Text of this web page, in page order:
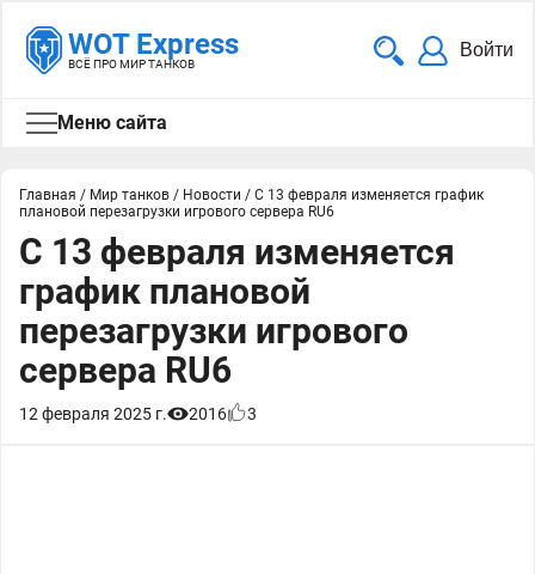
WOT Express
ВСЁ ПРО МИР ТАНКОВ
Войти
Меню сайта
Главная / Мир танков / Новости / С 13 февраля изменяется график
плановой перезагрузки игрового сервера RU6
С 13 февраля изменяется
график плановой
перезагрузки игрового
сервера RU6
12 февраля 2025 г. 2016 3